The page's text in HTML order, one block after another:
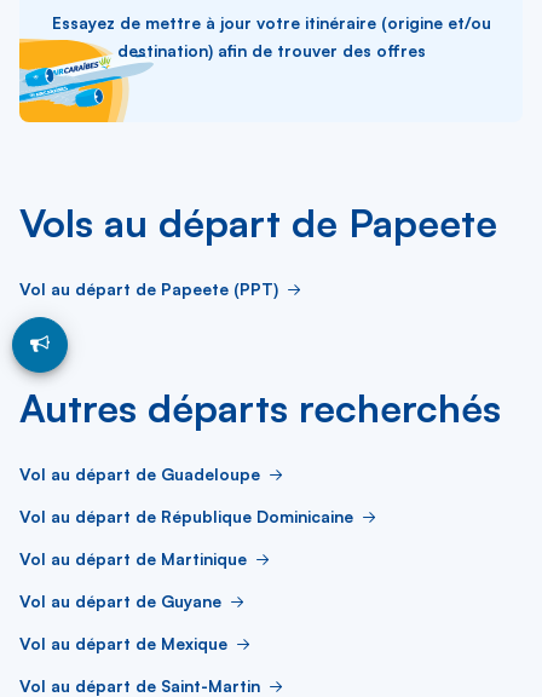
Essayez de mettre à jour votre itinéraire (origine et/ou
destination) afin de trouver des offres
Vols au départ de Papeete
Vol au départ de Papeete (PPT)
Autres départs recherchés
Vol au départ de Guadeloupe
Vol au départ de République Dominicaine
Vol au départ de Martinique
Vol au départ de Guyane
Vol au départ de Mexique
Vol au départ de Saint-Martin